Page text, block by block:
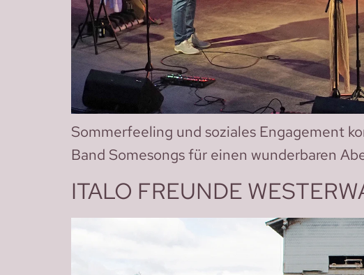
Sommerfeeling und soziales Engagement
Band Somesongs für einen wunderbaren
ITALO FREUNDE